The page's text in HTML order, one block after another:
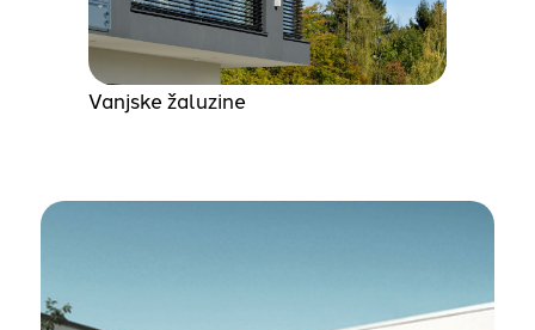
Vanjske žaluzine